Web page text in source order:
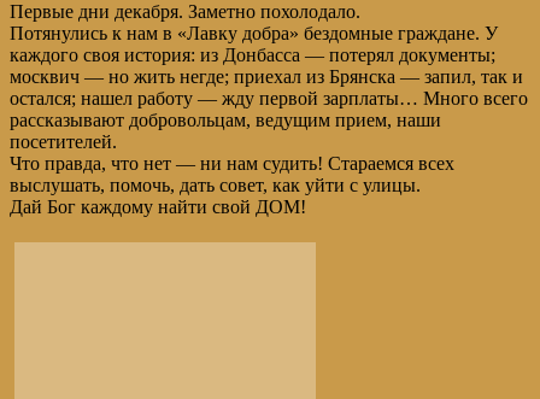
Первые дни декабря. Заметно похолодало.
Потянулись к нам в «Лавку добра» бездомные граждане. У
каждого своя история: из Донбасса — потерял документы;
москвич — но жить негде; приехал из Брянска — запил, так и
остался; нашел работу — жду первой зарплаты… Много всего
рассказывают добровольцам, ведущим прием, наши
посетителей.
Что правда, что нет — ни нам судить! Стараемся всех
выслушать, помочь, дать совет, как уйти с улицы.
Дай Бог каждому найти свой ДОМ!